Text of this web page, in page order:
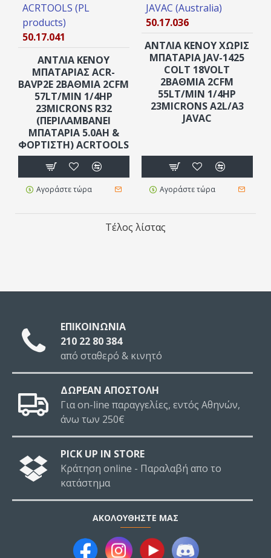
ACRTOOLS (PL
products)
50.17.041
ΑΝΤΛΙΑ ΚΕΝΟΥ
ΜΠΑΤΑΡΊΑΣ ACR-
BAVP2E 2ΒΆΘΜΙΑ 2CFM
57LT/MIN 1/4HP
23MICRONS R32
(ΠΕΡΙΛΑΜΒΆΝΕΙ
ΜΠΑΤΑΡΊΑ 5.0AH &
ΦΟΡΤΙΣΤΉ) ACRTOOLS
Αγοράστε τώρα
JAVAC (Australia)
50.17.036
ΑΝΤΛΙΑ ΚΕΝΟΥ ΧΩΡΊΣ
ΜΠΑΤΑΡΊΑ JAV-1425
COLT 18VOLT
2ΒΆΘΜΙΑ 2CFM
55LT/MIN 1/4HP
23MICRONS A2L/A3
JAVAC
Αγοράστε τώρα
Τέλος λίστας
ΕΠΙΚΟΙΝΩΝΙΑ
210 22 80 384
από σταθερό & κινητό
ΔΩΡΕΑΝ ΑΠΟΣΤΟΛΗ
Για on-line παραγγελίες, εντός Αθηνών,
άνω των 250€
PICK UP IN STORE
Κράτηση online - Παραλαβή απο το
κατάστημα
ΑΚΟΛΟΥΘΉΣΤΕ ΜΑΣ